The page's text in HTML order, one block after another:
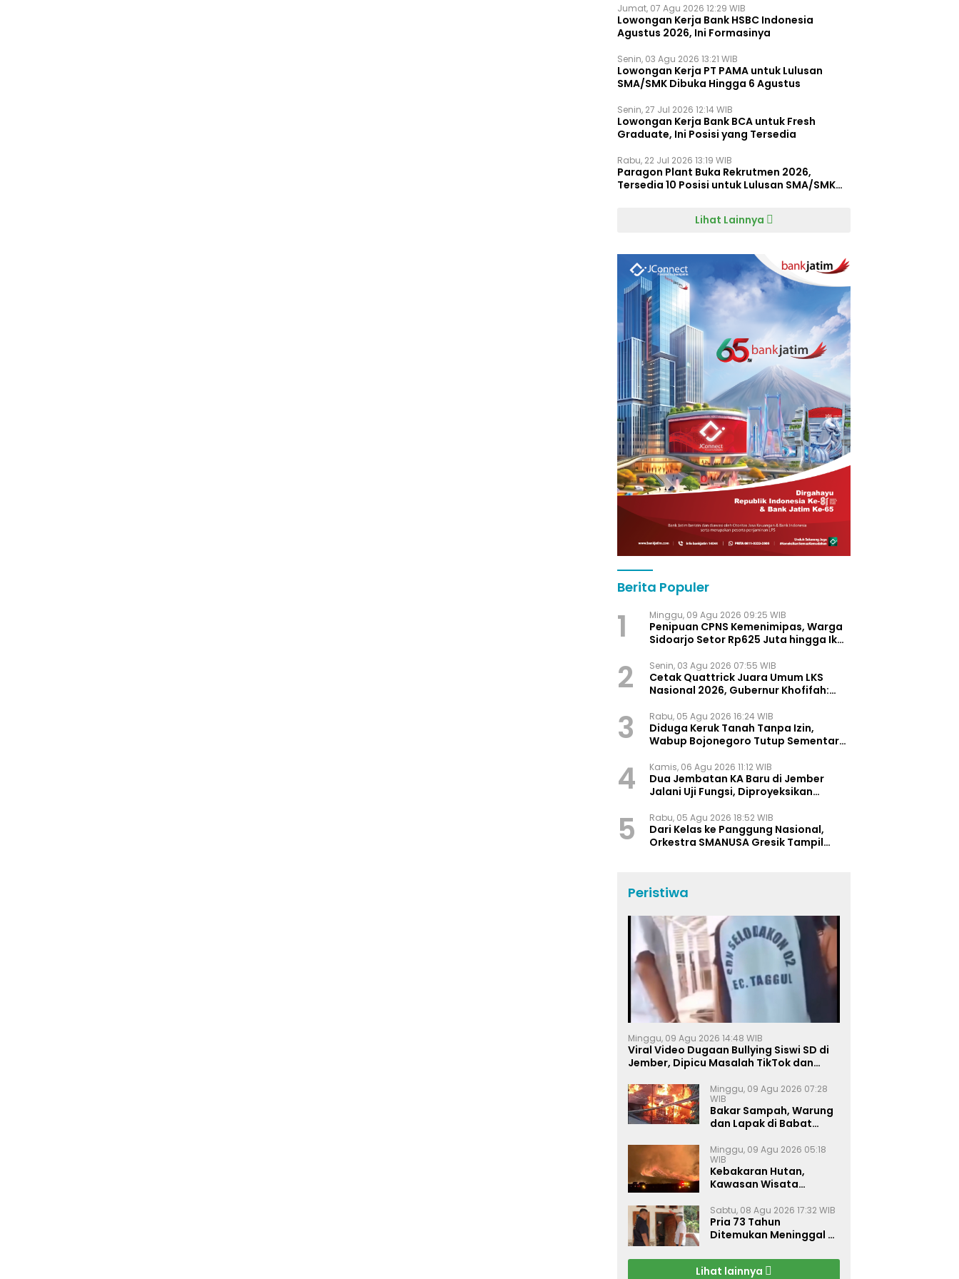
Jumat, 07 Agu 2026 12:29 WIB
Lowongan Kerja Bank HSBC Indonesia
Agustus 2026, Ini Formasinya
Senin, 03 Agu 2026 13:21 WIB
Lowongan Kerja PT PAMA untuk Lulusan
SMA/SMK Dibuka Hingga 6 Agustus
Senin, 27 Jul 2026 12:14 WIB
Lowongan Kerja Bank BCA untuk Fresh
Graduate, Ini Posisi yang Tersedia
Rabu, 22 Jul 2026 13:19 WIB
Paragon Plant Buka Rekrutmen 2026,
Tersedia 10 Posisi untuk Lulusan SMA/SMK
Lihat Lainnya
Berita Populer
1 Minggu, 09 Agu 2026 09:25 WIB
Penipuan CPNS Kemenimipas, Warga
Sidoarjo Setor Rp625 Juta hingga Ikut
2 Senin, 03 Agu 2026 07:55 WIB
Cetak Quattrick Juara Umum LKS
Nasional 2026, Gubernur Khofifah:
Indonesia
3 Rabu, 05 Agu 2026 16:24 WIB
Diduga Keruk Tanah Tanpa Izin,
Wabup Bojonegoro Tutup Sementara
4 Kamis, 06 Agu 2026 11:12 WIB
Dua Jembatan KA Baru di Jember
Jalani Uji Fungsi, Diproyeksikan
5 Rabu, 05 Agu 2026 18:52 WIB
Dari Kelas ke Panggung Nasional,
Orkestra SMANUSA Gresik Tampil
Peristiwa
Minggu, 09 Agu 2026 14:48 WIB
Viral Video Dugaan Bullying Siswi SD di
Jember, Dipicu Masalah TikTok dan
Minggu, 09 Agu 2026 07:28
WIB
Bakar Sampah, Warung
dan Lapak di Babat
Api
Minggu, 09 Agu 2026 05:18
WIB
Kebakaran Hutan,
Kawasan Wisata
Total
Sabtu, 08 Agu 2026 17:32 WIB
Pria 73 Tahun
Ditemukan Meninggal di
Sumenep
Lihat lainnya